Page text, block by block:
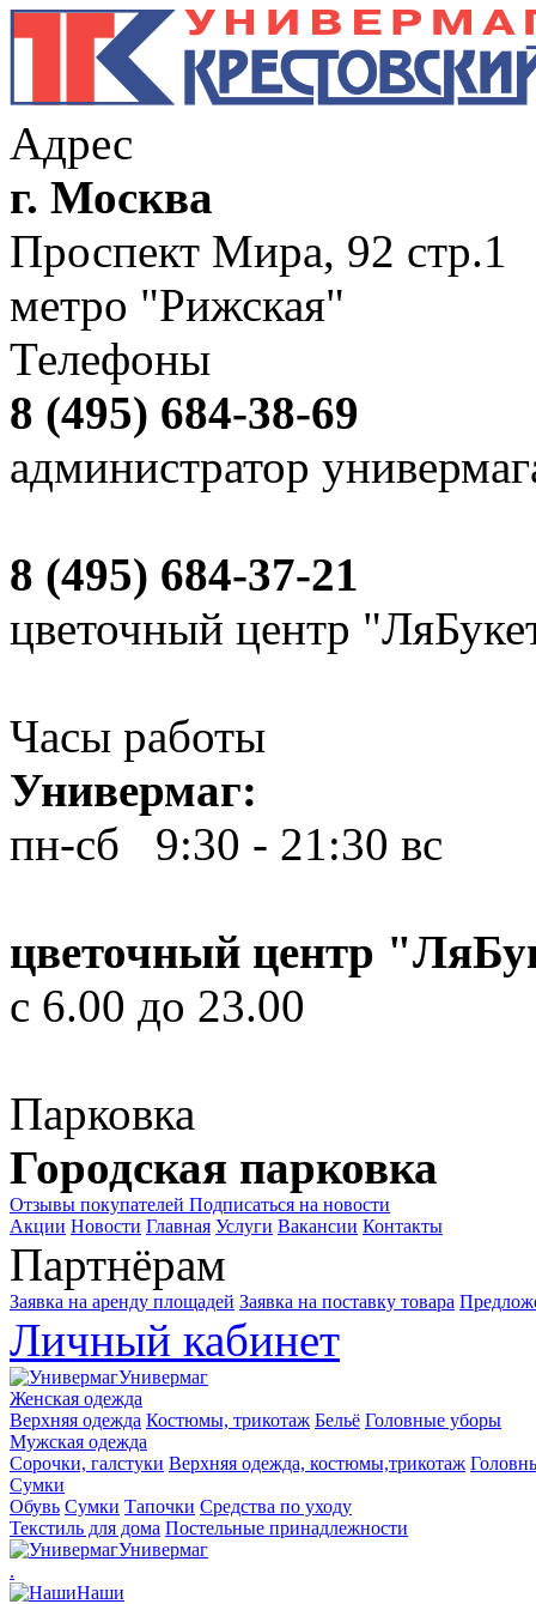
Адрес
г. Москва
Проспект Мира, 92 стр.1
метро "Рижская"
Телефоны
8 (495) 684-38-69
администратор
8 (495) 684-37-21
цветочный центр
Часы работы
Универмаг:
пн-сб 9:30 - 21:30 вс
цветочный центр
с 6.00 до 23.00
Парковка
Городская парковка
Отзывы покупателей Подписаться на новости
Акции Новости Главная Услуги Вакансии Контакты
Партнёрам
Заявка на аренду площадей Заявка на поставку товара
Личный кабинет
Универмаг
Женская одежда
Верхняя одежда Костюмы, трикотаж Бельё Головные уборы
Мужская одежда
Сорочки, галстуки Верхняя одежда, костюмы,трикотаж
Сумки
Обувь Сумки Тапочки Средства по уходу
Текстиль для дома Постельные принадлежности
Универмаг
.
Наши